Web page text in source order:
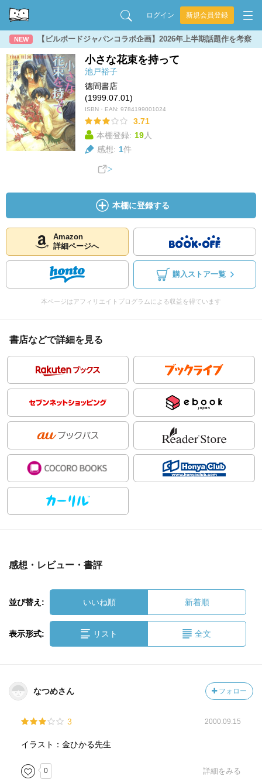
ログイン 新規会員登録
NEW 【ビルボードジャパンコラボ企画】2026年上半期話題作を考察
小さな花束を持って
池戸裕子
徳間書店
(1999.07.01)
ISBN・EAN: 9784199001024
3.71
本棚登録: 19人
感想: 1件
本棚に登録する
Amazon
詳細ページへ
購入ストア一覧
本ページはアフィリエイトプログラムによる収益を得ています
書店などで詳細を見る
感想・レビュー・書評
並び替え: いいね順 新着順
表示形式: リスト 全文
なつめさん フォロー
3 2000.09.15
イラスト：金ひかる先生
0 詳細をみる